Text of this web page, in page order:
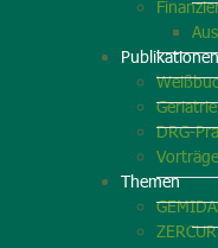
Publikationen
DRG-
Vorträge
Themen